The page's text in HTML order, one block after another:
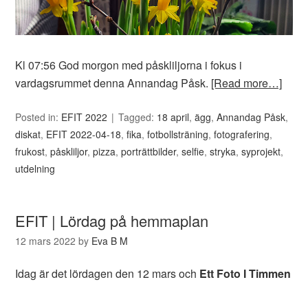
Kl 07:56 God morgon med påskliljorna i fokus i
vardagsrummet denna Annandag Påsk. [Read more…]
Posted in: EFIT 2022 Tagged: 18 april,ägg,Annandag Påsk,
diskat, EFIT 2022-04-18,fika,fotbollsträning,fotografering,
frukost,påskliljor,pizza,porträttbilder,selfie,stryka,syprojekt,
utdelning
EFIT | Lördag på hemmaplan
12 mars 2022 by Eva B M
Idag är det lördagen den 12 mars och Ett Foto I Timmen